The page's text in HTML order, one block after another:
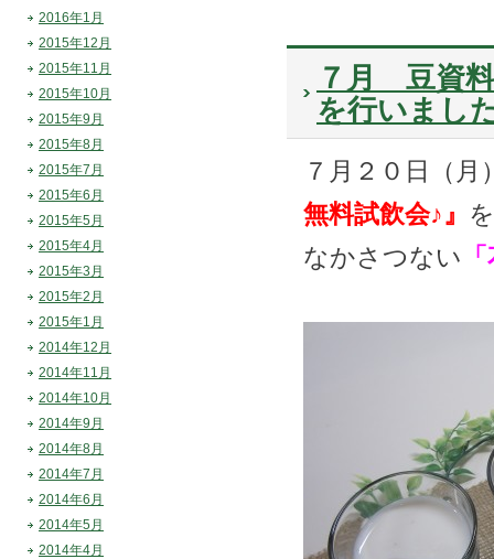
７月 豆資
を行いまし
７月２０日（
無料試飲会♪』
なかさつない
2016年1月
2015年12月
2015年11月
2015年10月
2015年9月
2015年8月
2015年7月
2015年6月
2015年5月
2015年4月
2015年3月
2015年2月
2015年1月
2014年12月
2014年11月
2014年10月
2014年9月
2014年8月
2014年7月
2014年6月
2014年5月
2014年4月